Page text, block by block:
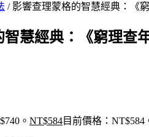
/ 影響查理蒙格的智慧經典：《
慧經典：《窮理查
。 NT$584目前價格：NT$584